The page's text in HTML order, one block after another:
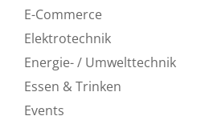
E-Commerce
Elektrotechnik
Energie- / Umwelttechnik
Essen & Trinken
Events